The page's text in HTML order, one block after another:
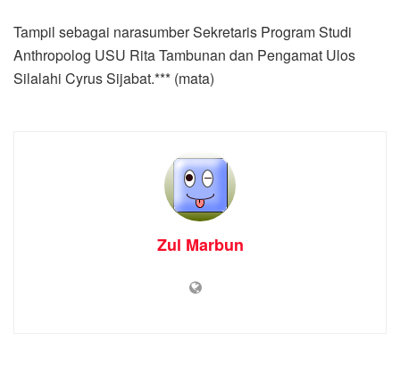
Tampil sebagai narasumber Sekretaris Program Studi
Anthropolog USU Rita Tambunan dan Pengamat Ulos
Silalahi Cyrus Sijabat.*** (mata)
Zul Marbun